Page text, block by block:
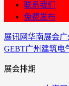
联系我们
免费发布
展讯网华南展会
GEBT广州建筑电
展会排期